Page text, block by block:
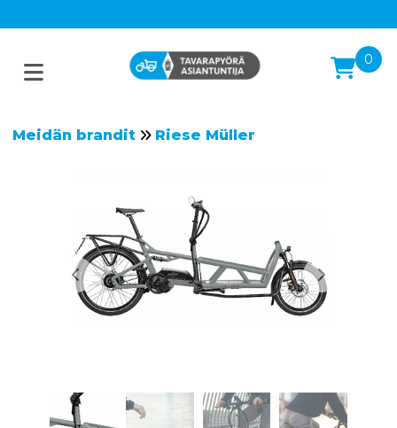
0
Meidän brandit Riese Müller